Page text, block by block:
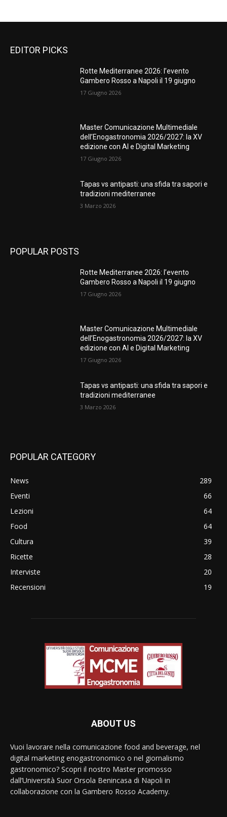
EDITOR PICKS
Rotte Mediterranee 2026: l’evento
Gambero Rosso a Napoli il 19 giugno
17 Giugno 2026
Master Comunicazione Multimediale
dell’Enogastronomia 2026/2027: la XV
edizione con AI e Digital Marketing
17 Giugno 2026
Tapas vs antipasti: una sfida tra sapori e
tradizioni mediterranee
3 Marzo 2026
POPULAR POSTS
Rotte Mediterranee 2026: l’evento
Gambero Rosso a Napoli il 19 giugno
17 Giugno 2026
Master Comunicazione Multimediale
dell’Enogastronomia 2026/2027: la XV
edizione con AI e Digital Marketing
17 Giugno 2026
Tapas vs antipasti: una sfida tra sapori e
tradizioni mediterranee
3 Marzo 2026
POPULAR CATEGORY
News
289
Eventi
66
Lezioni
64
Food
64
Cultura
39
Ricette
28
Interviste
20
Recensioni
19
ABOUT US
Vuoi lavorare nella comunicazione food and beverage, nel
digital marketing enogastronomico o nel giornalismo
gastronomico? Scopri il nostro Master promosso
dall’Università Suor Orsola Benincasa di Napoli in
collaborazione con la Gambero Rosso Academy.